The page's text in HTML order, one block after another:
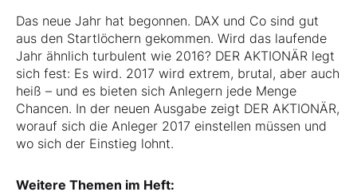
Das neue Jahr hat begonnen. DAX und Co sind gut
aus den Startlöchern gekommen. Wird das laufende
Jahr ähnlich turbulent wie 2016? DER AKTIONÄR legt
sich fest: Es wird. 2017 wird extrem, brutal, aber auch
heiß – und es bieten sich Anlegern jede Menge
Chancen. In der neuen Ausgabe zeigt DER AKTIONÄR,
worauf sich die Anleger 2017 einstellen müssen und
wo sich der Einstieg lohnt.
Weitere Themen im Heft: